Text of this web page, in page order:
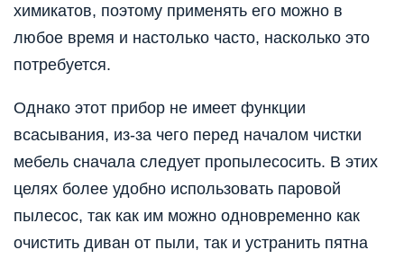
химикатов, поэтому применять его можно в
любое время и настолько часто, насколько это
потребуется.
Однако этот прибор не имеет функции
всасывания, из-за чего перед началом чистки
мебель сначала следует пропылесосить. В этих
целях более удобно использовать паровой
пылесос, так как им можно одновременно как
очистить диван от пыли, так и устранить пятна